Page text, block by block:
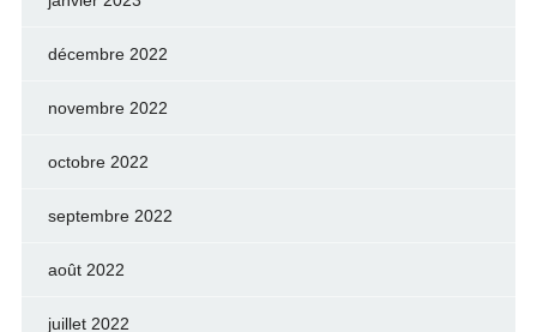
décembre 2022
novembre 2022
octobre 2022
septembre 2022
août 2022
juillet 2022